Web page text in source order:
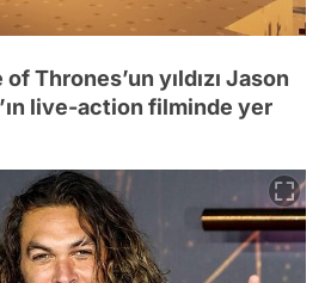
Thrones’un yıldızı Jason
live-action filminde yer